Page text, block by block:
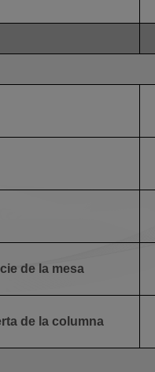
de la mesa
de la columna